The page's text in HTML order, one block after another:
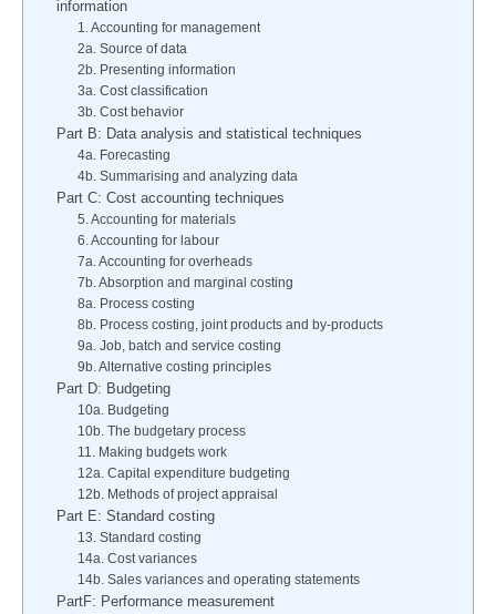
information
1. Accounting for management
2a. Source of data
2b. Presenting information
3a. Cost classification
3b. Cost behavior
Part B: Data analysis and statistical techniques
4a. Forecasting
4b. Summarising and analyzing data
Part C: Cost accounting techniques
5. Accounting for materials
6. Accounting for labour
7a. Accounting for overheads
7b. Absorption and marginal costing
8a. Process costing
8b. Process costing, joint products and by-products
9a. Job, batch and service costing
9b. Alternative costing principles
Part D: Budgeting
10a. Budgeting
10b. The budgetary process
11. Making budgets work
12a. Capital expenditure budgeting
12b. Methods of project appraisal
Part E: Standard costing
13. Standard costing
14a. Cost variances
14b. Sales variances and operating statements
PartF: Performance measurement